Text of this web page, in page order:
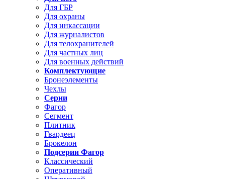
Для ГБР
Для охраны
Для инкассации
Для журналистов
Для телохранителей
Для частных лиц
Для военных действий
Комплектующие
Бронеэлементы
Чехлы
Серии
Фагор
Сегмент
Плитник
Гвардеец
Брокелон
Подсерии Фагор
Классический
Оперативный